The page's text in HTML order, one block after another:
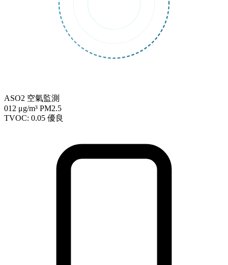
ASO2 空氣監測
012 μg/m³ PM2.5
TVOC: 0.05 優良